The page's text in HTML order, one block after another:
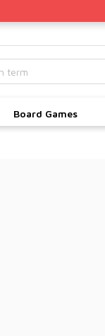
Board Games